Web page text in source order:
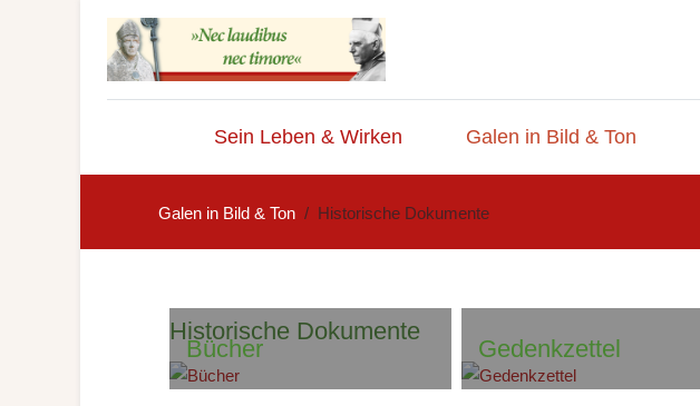
Sein Leben & Wirken Galen in Bild & Ton
Galen in Bild & Ton Historische Dokumente
Historische Dokumente
Bücher Gedenkzettel